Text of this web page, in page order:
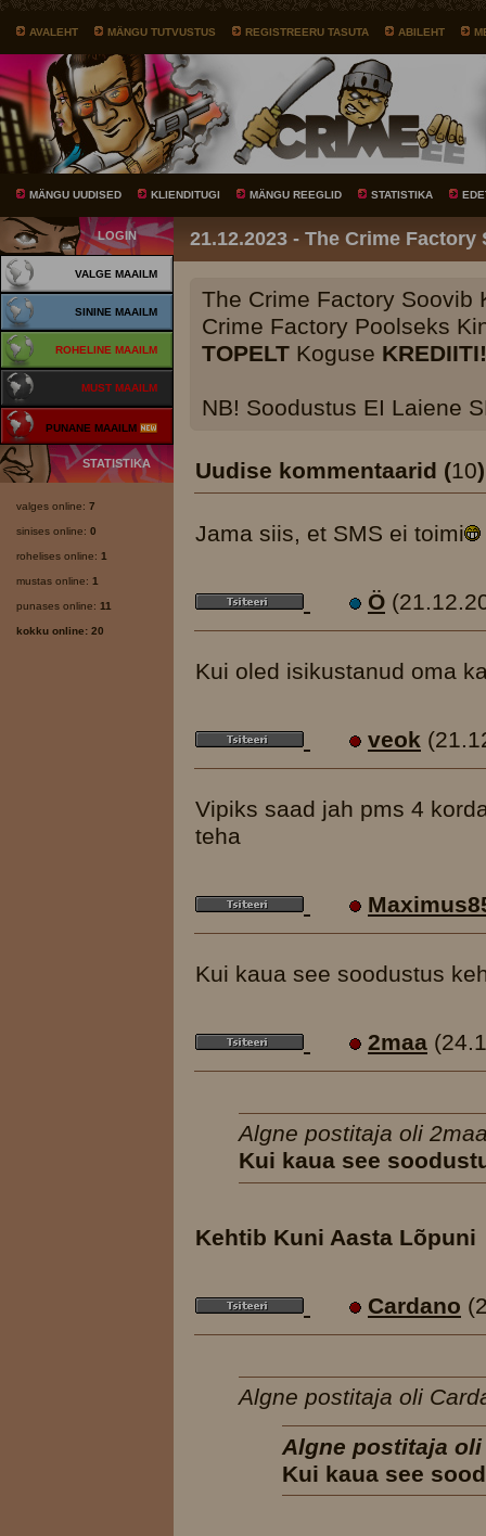
AVALEHT MÄNGU TUTVUSTUS REGISTREERU TASUTA ABILEHT
MÄNGU UUDISED KLIENDITUGI MÄNGU REEGLID STATISTIKA
LOGIN
VALGE MAAILM
SININE MAAILM
ROHELINE MAAILM
MUST MAAILM
PUNANE MAAILM
STATISTIKA
valges online: 7
sinises online: 0
rohelises online: 1
mustas online: 1
punases online: 11
kokku online: 20
21.12.2023 - The Crime
The Crime Factory Soovib
Crime Factory Poolseks
TOPELT Koguse KREDIITI!
NB! Soodustus EI Laiene
Uudise kommentaarid (10)
Jama siis, et SMS ei toimi
Ö
Kui oled isikustanud oma
veok
Vipiks saad jah pms 4
teha
Kui kaua see soodustus
2maa
Algne postitaja oli
Kui kaua see
Kehtib Kuni Aasta Lõpuni
Cardano
Algne postitaja oli
Algne postitaja oli
Kui kaua see